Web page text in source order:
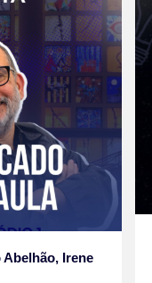
Abelhão, Irene